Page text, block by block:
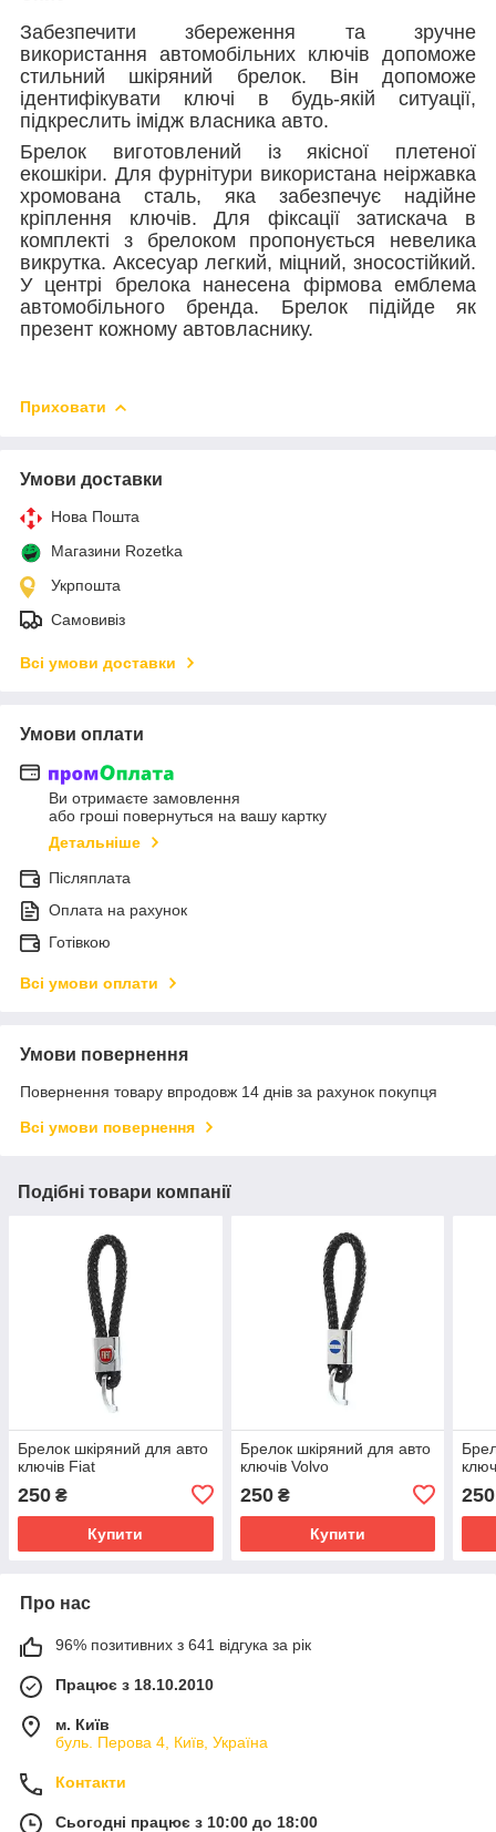
Забезпечити збереження та зручне
використання автомобільних ключів допоможе
стильний шкіряний брелок. Він допоможе
ідентифікувати ключі в будь-якій ситуації,
підкреслить імідж власника авто.
Брелок виготовлений із якісної плетеної
екошкіри. Для фурнітури використана неіржавка
хромована сталь, яка забезпечує надійне
кріплення ключів. Для фіксації затискача в
комплекті з брелоком пропонується невелика
викрутка. Аксесуар легкий, міцний, зносостійкий.
У центрі брелока нанесена фірмова емблема
автомобільного бренда. Брелок підійде як
презент кожному автовласнику.
Приховати
Умови доставки
Нова Пошта
Магазини Rozetka
Укрпошта
Самовивіз
Всі умови доставки
Умови оплати
Ви отримаєте замовлення
або гроші повернуться на вашу картку
Детальніше
Післяплата
Оплата на рахунок
Готівкою
Всі умови оплати
Умови повернення
Повернення товару впродовж 14 днів за рахунок покупця
Всі умови повернення
Подібні товари компанії
Брелок шкіряний для авто
ключів Fiat
250 ₴
Купити
Брелок шкіряний для авто
ключів Volvo
250₴
Купити
250
Про нас
96% позитивних з 641 відгука за рік
Працює з 18.10.2010
м. Київ
буль. Перова 4, Київ, Україна
Контакти
Сьогодні працює з 10:00 до 18:00